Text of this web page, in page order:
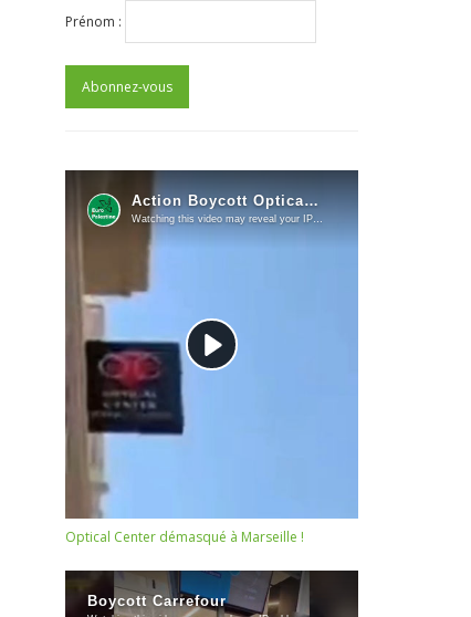
Prénom :
Optical Center démasqué à Marseille !